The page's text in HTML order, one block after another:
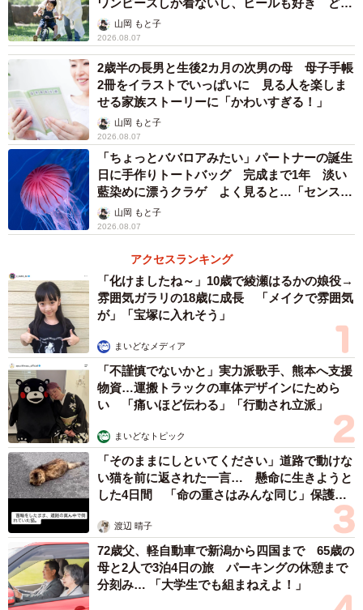
へんが…
山岡 もと子
2026.08.07
2歳半の長男と生後2カ月の次男の母 母子手帳
2冊をイラストでいっぱいに 見る人を楽しま
せる家族ストーリーに「かわいすぎる！」
山岡 もと子
2026.08.07
「ちょっとババロアみたい」パートナーの誕生
日に手作りトートバッグ 完成まで1年 淡い
藍染めに漂うクラゲ よく見ると…「センスす
ごい」山岡 もと子
2026.08.07
アクセスランキング
「化けましたね～」10歳で綾瀬はるかの娘役→
雰囲気ガラリの18歳に成長 「メイクで雰囲気
が」「宝塚に入れそう」
まいどなメディア
「不謹慎でないかと」実力派歌手、熊本へ支援
物資…運搬トラックの車体デザインにためら
い 「痛いほど伝わる」「行動され立派」
まいどなトピック
「そのままにしといてください」道路で動けな
い猫を前に返された一言… 懸命に生きようと
した4日間 「命の重さはみんな同じ」保護団
渡辺 晴子
72歳父、軽自動車で新潟から四国まで 65歳の
母と2人で3泊4日の旅 パーキングの休憩まで
分刻み… 「大学生でも組まねえよ！」